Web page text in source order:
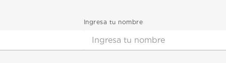
Ingresa tu nombre